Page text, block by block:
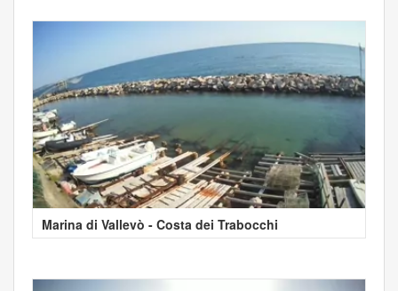
Marina di Vallevò - Costa dei Trabocchi